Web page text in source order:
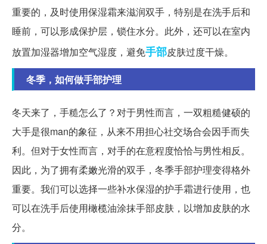
重要的，及时使用保湿霜来滋润双手，特别是在洗手后和
睡前，可以形成保护层，锁住水分。此外，还可以在室内
放置加湿器增加空气湿度，避免手部皮肤过度干燥。
冬季，如何做手部护理
冬天来了，手糙怎么了？对于男性而言，一双粗糙健硕的
大手是很man的象征，从来不用担心社交场合会因手而失
利。但对于女性而言，对手的在意程度恰恰与男性相反。
因此，为了拥有柔嫩光滑的双手，冬季手部护理变得格外
重要。我们可以选择一些补水保湿的护手霜进行使用，也
可以在洗手后使用橄榄油涂抹手部皮肤，以增加皮肤的水
分。